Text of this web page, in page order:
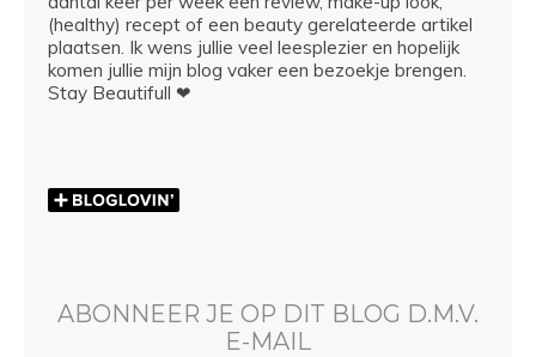
(healthy) recept of een beauty gerelateerde artikel
plaatsen. Ik wens jullie veel leesplezier en hopelijk
komen jullie mijn blog vaker een bezoekje brengen.
Stay Beautifull ❤
ABONNEER JE OP DIT BLOG D.M.V.
E-MAIL